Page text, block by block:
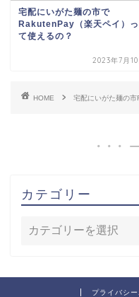
宅配にいがた麺の市で
RakutenPay（楽天ペイ）っ
て使えるの？
2023年7月10
HOME 宅配にいがた麺の
カテゴリー
プライバシ